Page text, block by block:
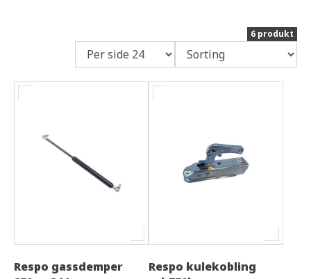
6 produkt
Respo gassdemper
Respo kulekobling